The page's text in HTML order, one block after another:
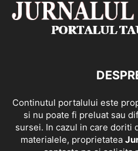
Continutul portalului este
si nu poate fi preluat sau
sursei. In cazul in care doriti
materialele, proprietatea